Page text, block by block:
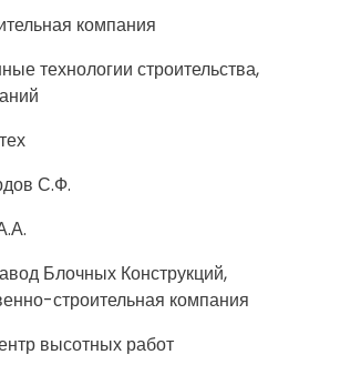
компания
технологии строительства,
С.Ф.
Блочных Конструкций,
строительная компания
высотных работ